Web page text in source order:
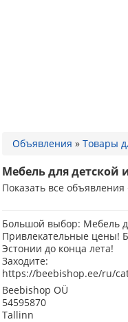
Объявления » Товары
Мебель для детской
Показать все объявления
Большой выбор: Мебель
Привлекательные цены!
Эстонии до конца лета!
Заходите:
https://beebishop.ee/ru/
Beebishop OÜ
54595870
Tallinn